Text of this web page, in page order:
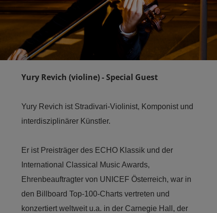
Yury Revich (violine) - Special Guest
Yury Revich ist Stradivari-Violinist, Komponist und
interdisziplinärer Künstler.
Er ist Preisträger des ECHO Klassik und der
International Classical Music Awards,
Ehrenbeauftragter von UNICEF Österreich, war in
den Billboard Top-100-Charts vertreten und
konzertiert weltweit u.a. in der Carnegie Hall, der